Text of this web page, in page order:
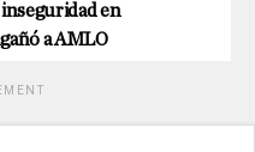
en
a AMLO